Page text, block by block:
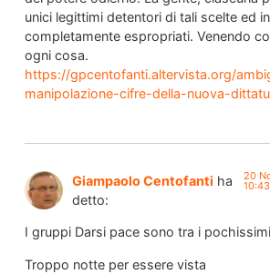
unici legittimi detentori di tali scelte ed
completamente espropriati. Venendo
ogni cosa.
https://gpcentofanti.altervista.org/
manipolazione-cifre-della-nuova-
Giampaolo Centofanti ha
detto:
20
I gruppi Darsi pace sono tra i
Troppo notte per essere vista